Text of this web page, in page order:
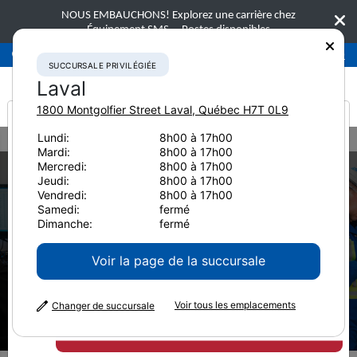
NOUS EMBAUCHONS! Explorez une carrière chez
Équipement SMS. Postes disponibles
Succursale privilégiéeLaval 450-781-9600
Home Pièces Commander des pièces en ligne
Commander des
pièces en ligne
It looks like you are
from America
SUCCURSALE PRIVILÉGIÉE
Laval
1800 Montgolfier Street Laval, Québec H7T 0L9
Lundi:
8h00 à 17h00
Mardi:
8h00 à 17h00
Mercredi:
8h00 à 17h00
Jeudi:
8h00 à 17h00
Vendredi:
8h00 à 17h00
Samedi:
fermé
Dimanche:
fermé
Voir la page de la succursale
Changer de succursale Voir tous les emplacements